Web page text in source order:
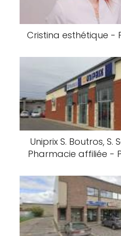
Cristina esthétique -
Uniprix S. Boutros, S.
Pharmacie affiliée -